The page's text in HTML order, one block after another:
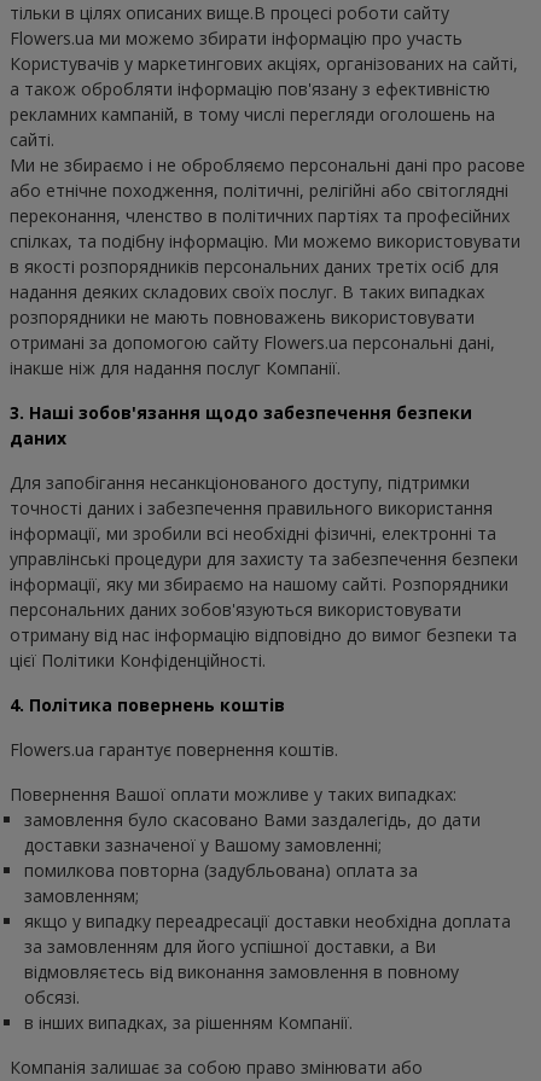
тільки в цілях описаних вище.В процесі роботи сайту
Flowers.ua ми можемо збирати інформацію про участь
Користувачів у маркетингових акціях, організованих на cайті,
а також обробляти інформацію пов'язану з ефективністю
рекламних кампаній, в тому числі перегляди оголошень на
сайті.
Ми не збираємо і не обробляємо персональні дані про расове
або етнічне походження, політичні, релігійні або світоглядні
переконання, членство в політичних партіях та професійних
спілках, та подібну інформацію. Ми можемо використовувати
в якості розпорядників персональних даних третіх осіб для
надання деяких складових своїх послуг. В таких випадках
розпорядники не мають повноважень використовувати
отримані за допомогою сайту Flowers.ua персональні дані,
інакше ніж для надання послуг Компанії.
3. Наші зобов'язання щодо забезпечення безпеки
даних
Для запобігання несанкціонованого доступу, підтримки
точності даних і забезпечення правильного використання
інформації, ми зробили всі необхідні фізичні, електронні та
управлінські процедури для захисту та забезпечення безпеки
інформації, яку ми збираємо на нашому сайті. Розпорядники
персональних даних зобов'язуються використовувати
отриману від нас інформацію відповідно до вимог безпеки та
цієї Політики Конфіденційності.
4. Політика повернень коштів
Flowers.ua гарантує повернення коштів.
Повернення Вашої оплати можливе у таких випадках:
замовлення було скасовано Вами заздалегідь, до дати
доставки зазначеної у Вашому замовленні;
помилкова повторна (задубльована) оплата за
замовленням;
якщо у випадку переадресації доставки необхідна доплата
за замовленням для його успішної доставки, а Ви
відмовляєтесь від виконання замовлення в повному
обсязі.
в інших випадках, за рішенням Компанії.
Компанія залишає за собою право змінювати або